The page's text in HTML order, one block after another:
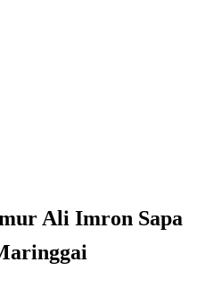
Ali Imron Sapa